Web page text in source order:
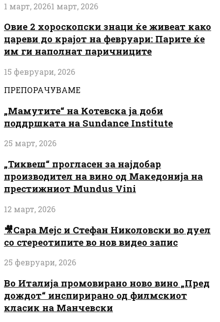
1 март, 20261 март, 2026
Овие 2 хороскопски знаци ќе живеат како
цареви до крајот на февруари: Парите ќе
им ги наполнат паричниците
15 февруари, 2026
ПРЕПОРАЧУВАМЕ
„Мамутите“ на Котевска ја доби
поддршката на Sundance Institute
25 март, 2026
„Тиквеш“ прогласен за најдобар
производител на вино од Македонија на
престижниот Mundus Vini
12 март, 2026
🎥Сара Мејс и Стефан Николовски во дуел
со стереотипите во нов видео запис
25 февруари, 2026
Во Италија промовирано ново вино „Пред
дождот“ инспирирано од филмскиот
класик на Манчевски